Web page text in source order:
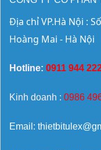
Địa chỉ VP.Hà Nội :
Hoàng Mai - Hà Nội
Hotline: 0911 944
Kinh doanh : 0986
Email: